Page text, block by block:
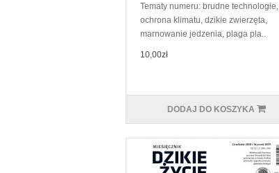
Tematy numeru: brudne technologie,
ochrona klimatu, dzikie zwierzęta,
marnowanie jedzenia, plaga pla..
10,00zł
DODAJ DO KOSZYKA